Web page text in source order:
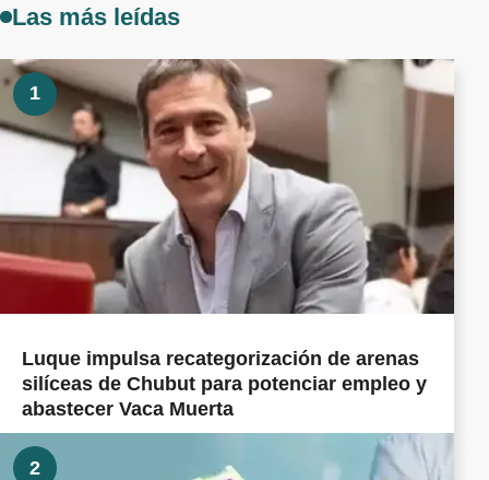
Las más leídas
1
Luque impulsa recategorización de arenas
silíceas de Chubut para potenciar empleo y
abastecer Vaca Muerta
2